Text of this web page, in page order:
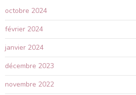
octobre 2024
février 2024
janvier 2024
décembre 2023
novembre 2022